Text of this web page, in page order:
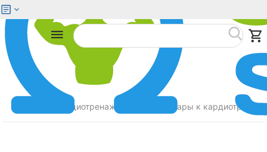
Кардиотренажеры Аксессуары к
Меню Найти